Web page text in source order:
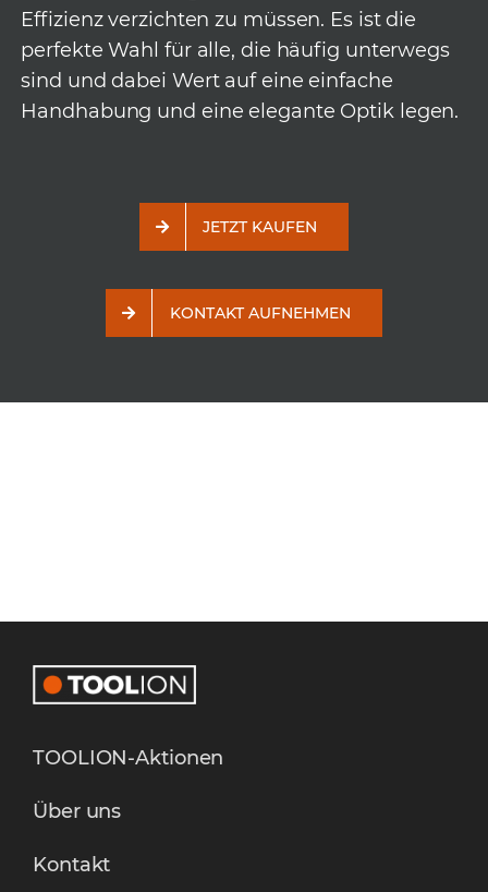
Effizienz verzichten zu müssen. Es ist die
perfekte Wahl für alle, die häufig unterwegs
sind und dabei Wert auf eine einfache
Handhabung und eine elegante Optik legen.
JETZT KAUFEN
KONTAKT AUFNEHMEN
TOOLION-Aktionen
Über uns
Kontakt